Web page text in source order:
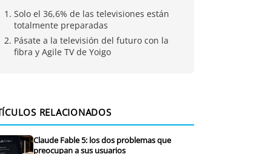
Solo el 36,6% de las televisiones están
totalmente preparadas
Pásate a la televisión del futuro con la
fibra y Agile TV de Yoigo
RELACIONADOS
Claude Fable 5: los dos problemas que
preocupan a sus usuarios